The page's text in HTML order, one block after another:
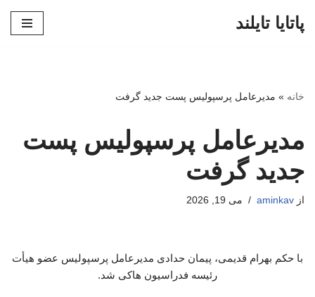
پاتایا تایلند
خانه » مدیرعامل پرسپولیس پست جدید گرفت
مدیرعامل پرسپولیس پست
جدید گرفت
از aminkav می 19, 2026
با حکم بهرام قدیمی، پیمان حدادی مدیرعامل پرسپولیس عضو هیأت
رئیسه فدراسیون هاکی شد.